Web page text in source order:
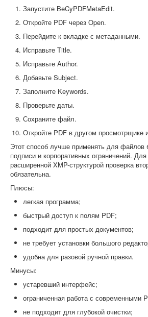
Запустите BeCyPDFMetaEdit.
Откройте PDF через Open.
Перейдите к вкладке с метаданными.
Исправьте Title.
Исправьте Author.
Добавьте Subject.
Заполните Keywords.
Проверьте даты.
Сохраните файл.
Откройте PDF в другом просмотрщике
Этот способ лучше применять для файлов
подписи и корпоративных ограничений.
расширенной XMP-структурой проверка
обязательна.
Плюсы:
легкая программа;
быстрый доступ к полям PDF;
подходит для простых документов;
не требует установки большого
удобна для разовой ручной правки.
Минусы:
устаревший интерфейс;
ограниченная работа с современными
не подходит для глубокой очистки;